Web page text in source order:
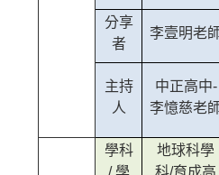
分享
者
李壹明老
主持
人
中正高中-
李憶慈老
學科
/ 學
地球科學
科/育成高